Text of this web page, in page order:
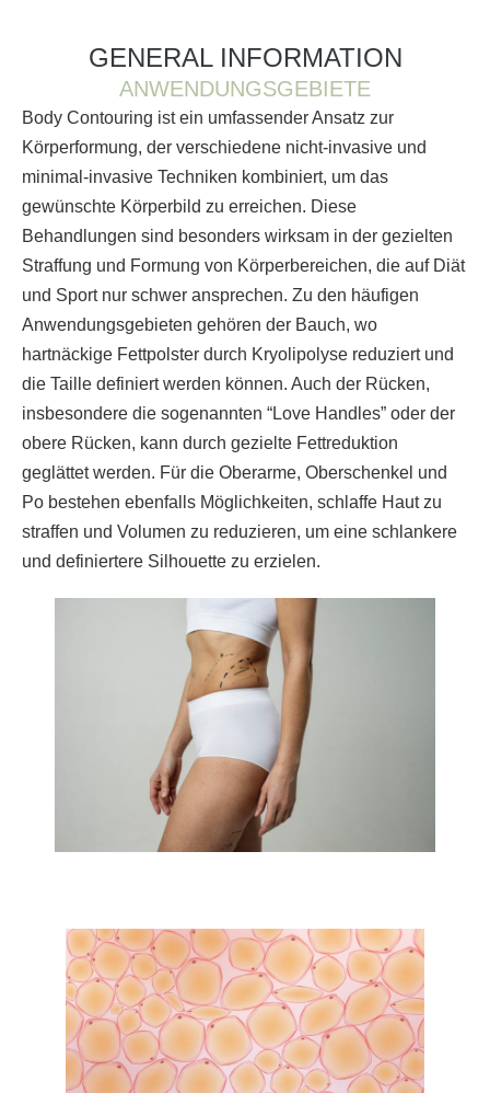
GENERAL INFORMATION
ANWENDUNGSGEBIETE
Body Contouring ist ein umfassender Ansatz zur
Körperformung, der verschiedene nicht-invasive und
minimal-invasive Techniken kombiniert, um das
gewünschte Körperbild zu erreichen. Diese
Behandlungen sind besonders wirksam in der gezielten
Straffung und Formung von Körperbereichen, die auf Diät
und Sport nur schwer ansprechen. Zu den häufigen
Anwendungsgebieten gehören der Bauch, wo
hartnäckige Fettpolster durch Kryolipolyse reduziert und
die Taille definiert werden können. Auch der Rücken,
insbesondere die sogenannten “Love Handles” oder der
obere Rücken, kann durch gezielte Fettreduktion
geglättet werden. Für die Oberarme, Oberschenkel und
Po bestehen ebenfalls Möglichkeiten, schlaffe Haut zu
straffen und Volumen zu reduzieren, um eine schlankere
und definiertere Silhouette zu erzielen.